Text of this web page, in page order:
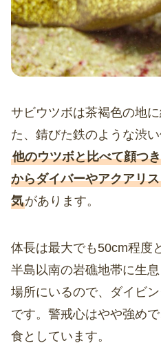
サビウツボは茶褐色の地
た、錆びた鉄のような渋
他のウツボと比べて顔つ
からダイバーやアクアリ
気があります。
体長は最大でも50cm程度
半島以南の岩礁地帯に生
場所にいるので、ダイビ
です。警戒心はやや強め
食としています。